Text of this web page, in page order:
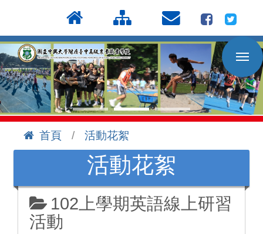
到
主
要
內
容
區
首頁
活動花絮
活動花絮
102上學期英語線上研習
活動